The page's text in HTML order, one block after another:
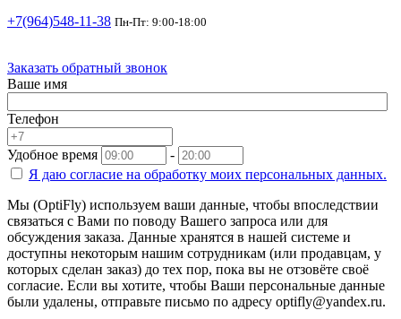
+7(964)548-11-38 Пн-Пт: 9:00-18:00
Заказать обратный звонок
Ваше имя
Телефон
Удобное время
-
Я даю согласие на обработку моих персональных данных.
Мы (OptiFly) используем ваши данные, чтобы впоследствии
связаться с Вами по поводу Вашего запроса или для
обсуждения заказа. Данные хранятся в нашей системе и
доступны некоторым нашим сотрудникам (или продавцам, у
которых сделан заказ) до тех пор, пока вы не отзовёте своё
согласие. Если вы хотите, чтобы Ваши персональные данные
были удалены, отправьте письмо по адресу optifly@yandex.ru.